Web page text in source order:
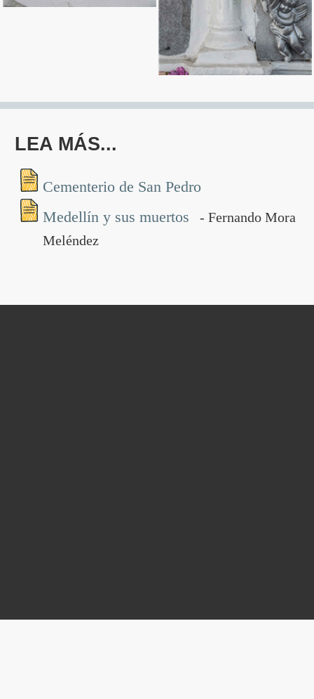
LEA MÁS...
Cementerio de San Pedro
Medellín y sus muertos
- Fernando Mora
Meléndez